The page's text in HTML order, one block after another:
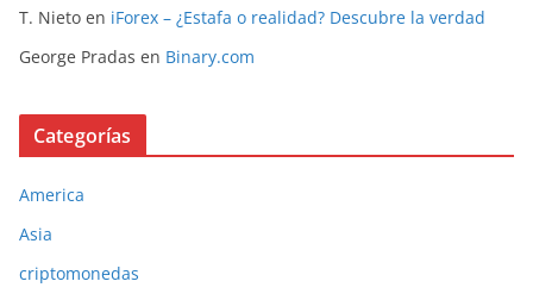
T. Nieto en iForex – ¿Estafa o realidad? Descubre la verdad
George Pradas en Binary.com
Categorías
America
Asia
criptomonedas